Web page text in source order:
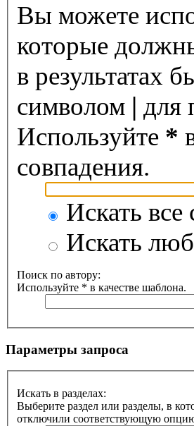
Вы можете
которые
в результатах
символом | для
Используйте *
совпадения.
Искать все
Искать
Поиск по автору:
Используйте * в качестве шаблона.
Параметры запроса
Искать в разделах:
Выберите раздел или разделы, в
отключили соответствующую